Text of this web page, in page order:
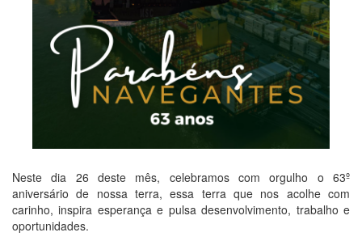
Neste dia 26 deste mês, celebramos com orgulho o 63º
aniversário de nossa terra, essa terra que nos acolhe com
carinho, inspira esperança e pulsa desenvolvimento, trabalho e
oportunidades.